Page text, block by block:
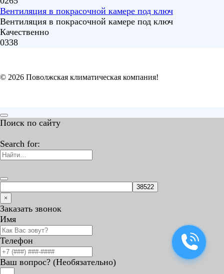
Вентиляция в покрасочной камере под ключ
Вентиляция в покрасочной камере под ключ
Качественно
0338
© 2026 Поволжская климатическая компания!
Поиск по сайту
Search for:
×
Заказать звонок
Имя
Телефон
Ваш вопрос? (Необязательно)